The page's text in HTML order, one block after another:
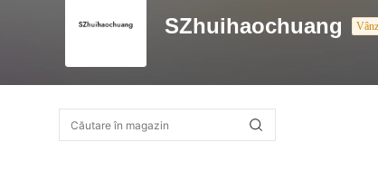
SZhuihaochuang